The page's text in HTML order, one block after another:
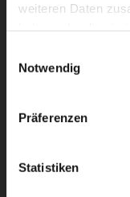
weiteren Daten
Notwendig
Präferenzen
Statistiken
Dies